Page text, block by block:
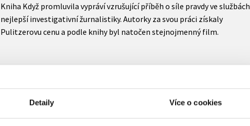
Detaily Více o cookies
Kniha Když promluvila vypráví vzrušující příběh o síle pravdy ve službách
nejlepší investigativní žurnalistiky. Autorky za svou práci získaly
Pulitzerovu cenu a podle knihy byl natočen stejnojmenný film.